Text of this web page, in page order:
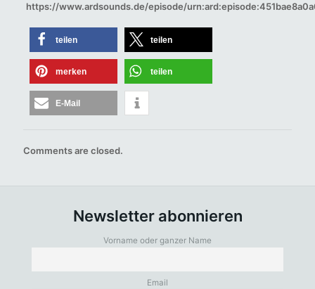
https://www.ardsounds.de/episode/
teilen teilen
merken teilen
E-Mail
Comments are closed.
Newsletter abonnieren
Vorname oder ganzer Name
Email